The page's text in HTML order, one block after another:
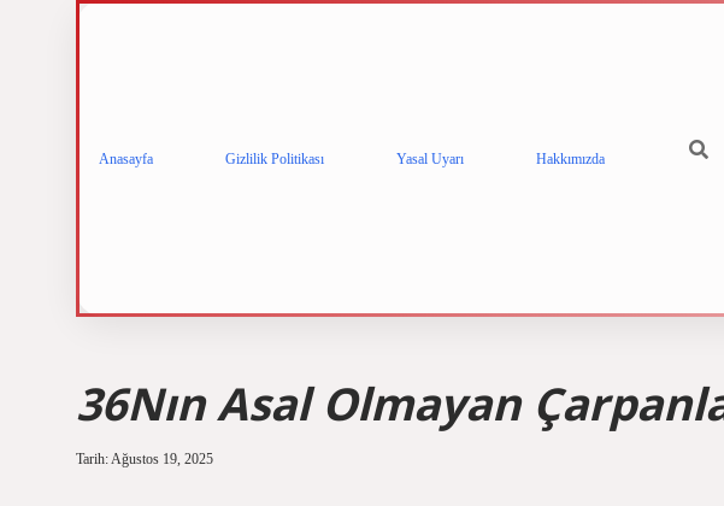
Anasayfa Gizlilik Politikası Yasal Uyarı Hakkımızda
36Nın Asal Olmayan
Tarih: Ağustos 19, 2025